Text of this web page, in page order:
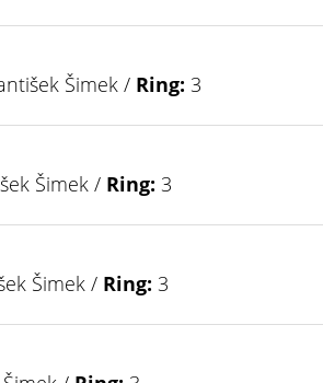
Šimek / Ring: 3
Šimek / Ring: 3
Šimek / Ring: 3